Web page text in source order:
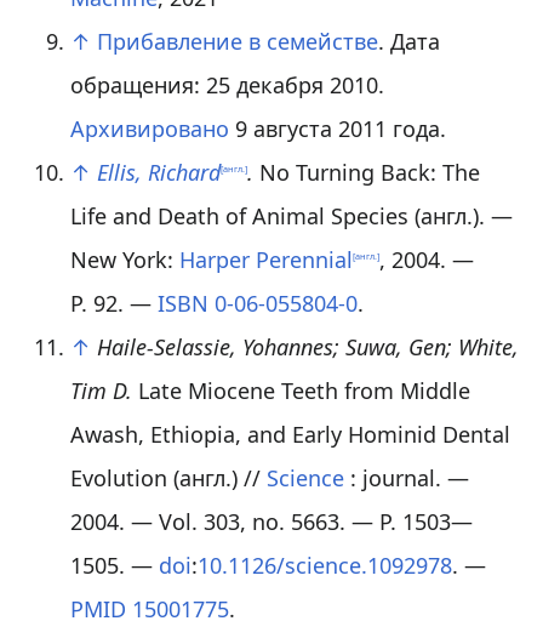
↑ Прибавление в семействе. Дата
обращения: 25 декабря 2010.
Архивировано 9 августа 2011 года.
↑ Ellis, Richard[англ.]. No Turning Back: The
Life and Death of Animal Species (англ.). —
New York: Harper Perennial [англ.], 2004. —
P. 92. — ISBN 0-06-055804-0.
↑ Haile-Selassie, Yohannes; Suwa, Gen; White,
Tim D. Late Miocene Teeth from Middle
Awash, Ethiopia, and Early Hominid Dental
Evolution (англ.)// Science: journal. —
2004. — Vol. 303, no. 5663. — P. 1503—
1505. — doi:10.1126/science.1092978. —
PMID 15001775.